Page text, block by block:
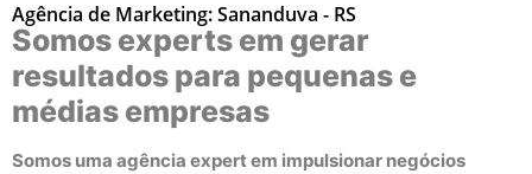
Agência de Marketing: Sananduva - RS
Somos experts em gerar
resultados para pequenas e
médias empresas
Somos uma agência expert em impulsionar negócios